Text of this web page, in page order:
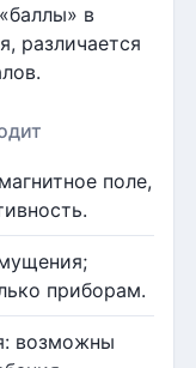
в
различается
поле,
приборам.
возможны